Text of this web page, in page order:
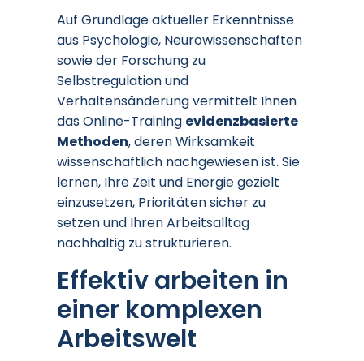
Auf Grundlage aktueller Erkenntnisse
aus Psychologie, Neurowissenschaften
sowie der Forschung zu
Selbstregulation und
Verhaltensänderung vermittelt Ihnen
das Online-Training evidenzbasierte
Methoden, deren Wirksamkeit
wissenschaftlich nachgewiesen ist. Sie
lernen, Ihre Zeit und Energie gezielt
einzusetzen, Prioritäten sicher zu
setzen und Ihren Arbeitsalltag
nachhaltig zu strukturieren.
Effektiv arbeiten in
einer komplexen
Arbeitswelt